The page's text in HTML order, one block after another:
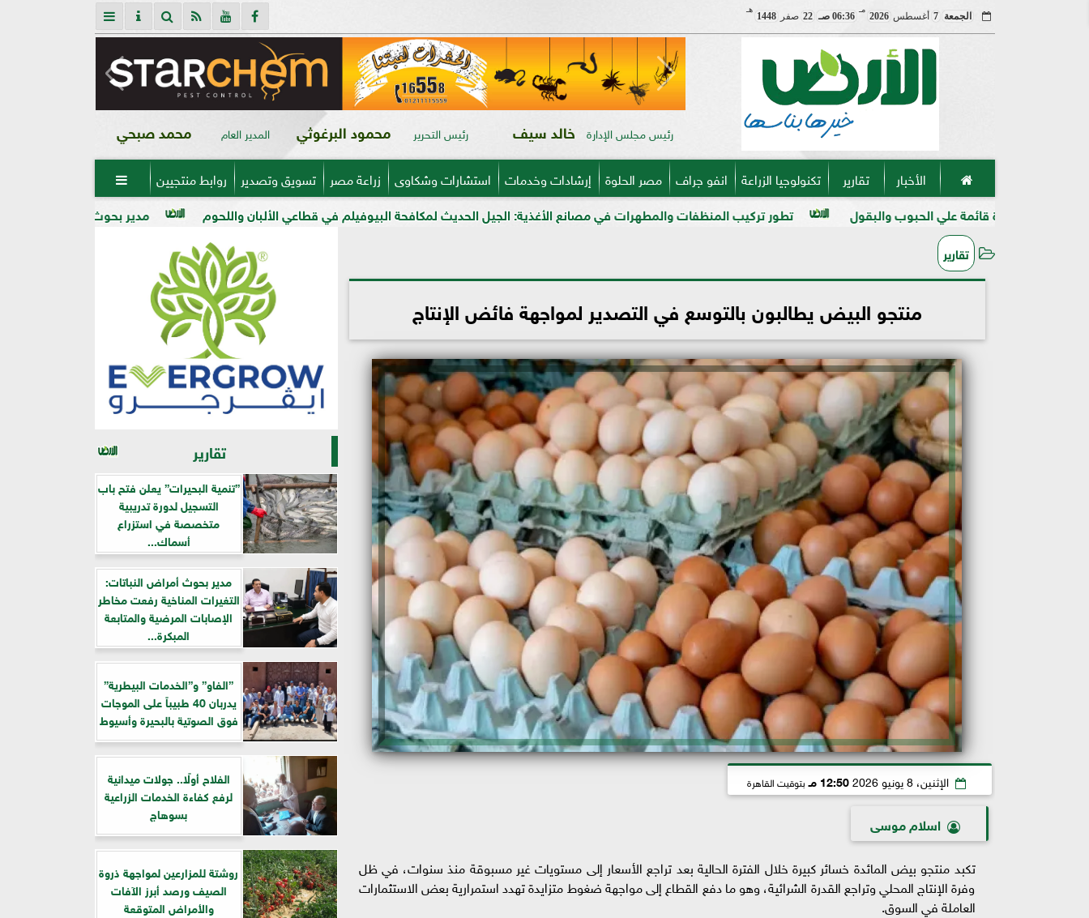
الجمعة 7 أغسطس2026
مـ
06:36 صـ 22 صفر1448
هـ
رئيس مجلس الإدارة خالد سيف رئيس التحرير محمود البرغوثي المدير العام محمد صبحي
الأخبار تقارير تكنولوجيا الزراعة انفو جراف مصر الحلوة إرشادات وخدمات استشارات وشكاوى زراعة مصر تسويق وتصدير روابط منتجيين 
مدير بحوث أمراض النباتات: التغيرات المناخية تطور تركيب المنظفات والمطهرات في مصانع الأغذية: الجيل الحديث لمكافحة البيوفيلم في قطاعي الألبان واللحوم علي الحبوب والبقول
تقارير
منتجو البيض يطالبون بالتوسع في التصدير لمواجهة فائض الإنتاج
الإثنين، 8 يونيو 2026 12:50 مـ بتوقيت القاهرة
اسلام موسى
تكبد منتجو بيض المائدة خسائر كبيرة خلال الفترة الحالية بعد تراجع الأسعار إلى مستويات غير مسبوقة منذ سنوات، في ظل
وفرة الإنتاج المحلي وتراجع القدرة الشرائية، وهو ما دفع القطاع إلى مواجهة ضغوط متزايدة تهدد استمرارية بعض الاستثمارات
العاملة في السوق.
تقارير
”تنمية البحيرات” يعلن فتح باب
التسجيل لدورة تدريبية
متخصصة في استزراع
أسماك...
مدير بحوث أمراض النباتات:
التغيرات المناخية رفعت مخاطر
الإصابات المرضية والمتابعة
المبكرة...
”الفاو” و”الخدمات البيطرية”
يدربان 40 طبيباً على الموجات
فوق الصوتية بالبحيرة وأسيوط
الفلاح أولًا.. جولات ميدانية
لرفع كفاءة الخدمات الزراعية
بسوهاج
روشتة للمزارعين لمواجهة ذروة
الصيف ورصد أبرز الآفات
والأمراض المتوقعة